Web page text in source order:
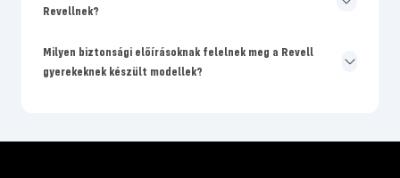
Revellnek?
Milyen biztonsági előírásoknak felelnek meg a Revell
gyerekeknek készült modellek?